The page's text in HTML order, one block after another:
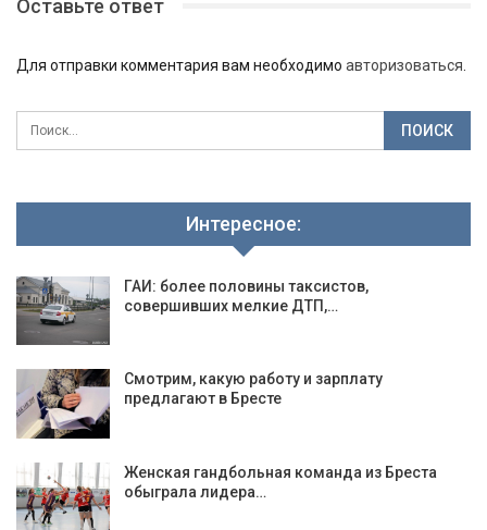
Оставьте ответ
Для отправки комментария вам необходимо авторизоваться
Интересное:
ГАИ: более половины таксистов,
совершивших мелкие ДТП,…
Смотрим, какую работу и зарплату
предлагают в Бресте
Женская гандбольная команда из Бреста
обыграла лидера…